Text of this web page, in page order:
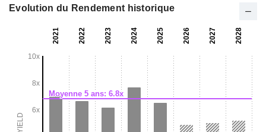
Evolution du Rendement historique